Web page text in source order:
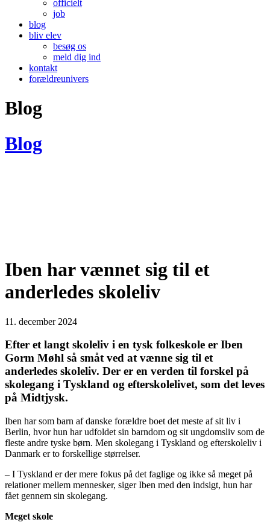
officielt
job
blog
bliv elev
besøg os
meld dig ind
kontakt
forældreunivers
Blog
Blog
Iben har vænnet sig til et
anderledes skoleliv
11. december 2024
Efter et langt skoleliv i en tysk folkeskole er Iben
Gorm Møhl så småt ved at vænne sig til et
anderledes skoleliv. Der er en verden til forskel på
skolegang i Tyskland og efterskolelivet, som det leves
på Midtjysk.
Iben har som barn af danske forældre boet det meste af sit liv i
Berlin, hvor hun har udfoldet sin barndom og sit ungdomsliv som de
fleste andre tyske børn. Men skolegang i Tyskland og efterskoleliv i
Danmark er to forskellige størrelser.
– I Tyskland er der mere fokus på det faglige og ikke så meget på
relationer mellem mennesker, siger Iben med den indsigt, hun har
fået gennem sin skolegang.
Meget skole